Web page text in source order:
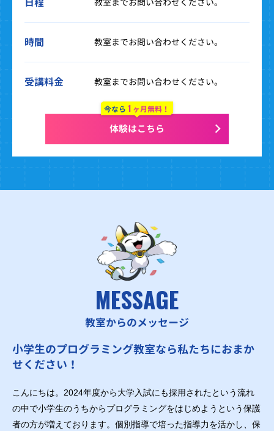
時間 教室までお問い合わせください。
受講料金 教室までお問い合わせください。
今なら1 ヶ月無料！
体験はこちら
MESSAGE
教室からのメッセージ
小学生のプログラミング教室なら私たちにおまか
せください！
こんにちは。2024年度から大学入試にも採用されたという流れ
の中で小学生のうちからプログラミングをはじめようという保護
者の方が増えております。個別指導で培った指導力を活かし、保